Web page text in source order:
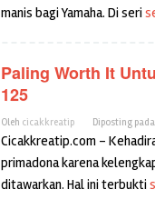
manis bagi Yamaha. Di seri
Paling Worth It
125
Oleh cicakkreatip Diposting pada
Cicakkreatip.com –
primadona karena
ditawarkan. Hal ini terbukti